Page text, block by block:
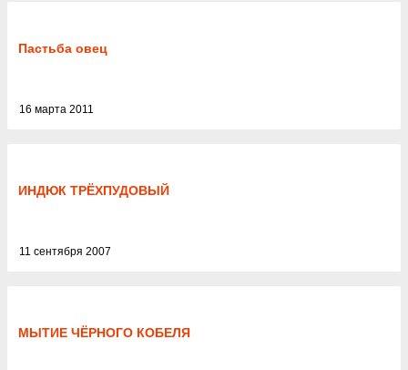
Пастьба овец
16 марта 2011
ИНДЮК ТРЁХПУДОВЫЙ
11 сентября 2007
МЫТИЕ ЧЁРНОГО КОБЕЛЯ